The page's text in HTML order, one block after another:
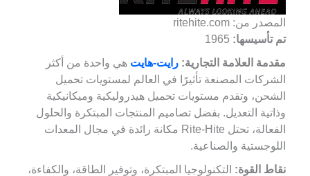
المصدر من: ritehite.com
تم تأسيسها:
مقدمة العلامة التجارية: رايت-هايت هي واحدة من أكثر
الشركات المصنعة تأثيرًا في العالم لمستويات تحميل
الشحن، وتقدم مستويات تحميل هيدروليكية وميكانيكية
وذاتية التعديل. بفضل تصاميم المنتجات المبتكرة والحلول
الفعالة، تحتل Rite-Hite مكانة رائدة في مجال المعدات
اللوجستية والصناعية.
نقاط القوة: التكنولوجيا المبتكرة، وتوفير الطاقة، والكفاءة،